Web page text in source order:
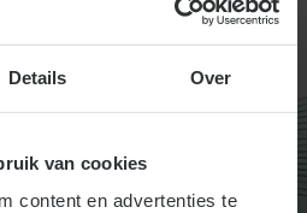
Details Over
van cookies
content en advertenties te